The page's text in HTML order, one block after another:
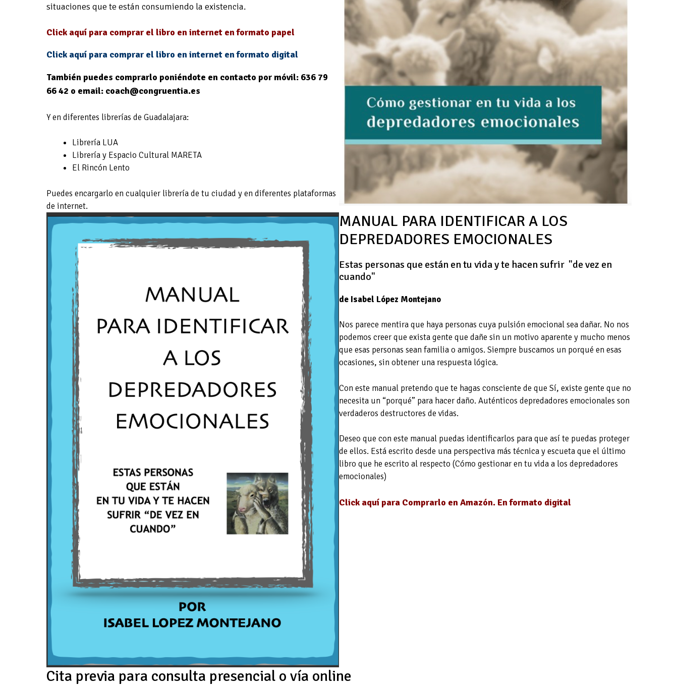
situaciones que te están consumiendo la existencia.
Click aquí para comprar el libro en internet en formato papel
Click aquí para comprar el libro en internet en formato digital
También puedes comprarlo poniéndote en contacto por móvil: 636 79
66 42 o email: coach@congruentia.es
Y en diferentes librerías de Guadalajara:
Librería LUA
Librería y Espacio Cultural MARETA
El Rincón Lento
Puedes encargarlo en cualquier librería de tu ciudad y en diferentes plataformas
de internet.
MANUAL PARA IDENTIFICAR A LOS
DEPREDADORES EMOCIONALES
Estas personas que están en tu vida y te hacen sufrir "de vez en
cuando"
de Isabel López Montejano
Nos parece mentira que haya personas cuya pulsión emocional sea dañar. No nos
podemos creer que exista gente que dañe sin un motivo aparente y mucho menos
que esas personas sean familia o amigos. Siempre buscamos un porqué en esas
ocasiones, sin obtener una respuesta lógica.
Con este manual pretendo que te hagas consciente de que Sí, existe gente que no
necesita un “porqué” para hacer daño. Auténticos depredadores emocionales son
verdaderos destructores de vidas.
Deseo que con este manual puedas identificarlos para que así te puedas proteger
de ellos. Está escrito desde una perspectiva más técnica y escueta que el último
libro que he escrito al respecto (Cómo gestionar en tu vida a los depredadores
emocionales)
Click aquí para Comprarlo en Amazón. En formato digital
Cita previa para consulta presencial o vía online